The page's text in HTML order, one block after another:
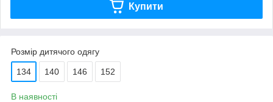
Купити
Розмір дитячого одягу
134 140 146 152
В наявності